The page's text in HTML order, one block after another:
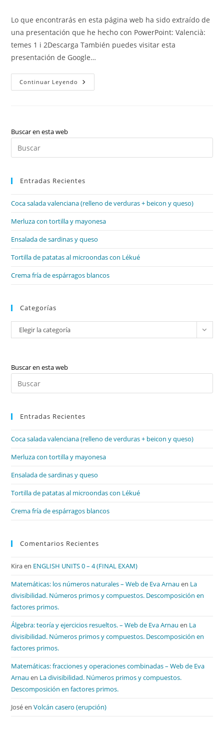
la
entrada:
Lo que encontrarás en esta página web ha sido extraído de
una presentación que he hecho con PowerPoint: Valencià:
temes 1 i 2Descarga También puedes visitar esta
presentación de Google…
Continuar Leyendo Valenciano:
Vocabulario,
La
Fuertes/débiles,
Y
Verbos
Presente
Sílabas
Separación,
Diptongos,
Antonimia,
Personajes,
L
Buscar en esta web
Entradas Recientes
Coca salada valenciana (relleno de verduras + beicon y queso)
Merluza con tortilla y mayonesa
Ensalada de sardinas y queso
Tortilla de patatas al microondas con Lékué
Crema fría de espárragos blancos
Categorías
Categorías
Elegir la categoría
Buscar en esta web
Entradas Recientes
Coca salada valenciana (relleno de verduras + beicon y queso)
Merluza con tortilla y mayonesa
Ensalada de sardinas y queso
Tortilla de patatas al microondas con Lékué
Crema fría de espárragos blancos
Comentarios Recientes
Kiraen ENGLISH UNITS 0 – 4 (FINAL EXAM)
Matemáticas: los números naturales – Web de Eva Arnau en La
divisibilidad. Números primos y compuestos. Descomposición en
factores primos.
Álgebra: teoría y ejercicios resueltos. – Web de Eva Arnau en La
divisibilidad. Números primos y compuestos. Descomposición en
factores primos.
Matemáticas: fracciones y operaciones combinadas – Web de Eva
Arnau en La divisibilidad. Números primos y compuestos.
Descomposición en factores primos.
JoséenVolcán casero (erupción)